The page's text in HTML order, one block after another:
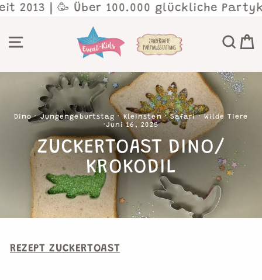
Direkt
zum
| 🥳 Über 100.000 glückliche
SEITENNAVIGATION
Dino·Jungengeburtstag ·Kleinsten·Safari· Wilde Tiere
·Juni 16, 2025
ZUCKERTOAST DINO/
KROKODIL
REZEPT ZUCKERTOAST